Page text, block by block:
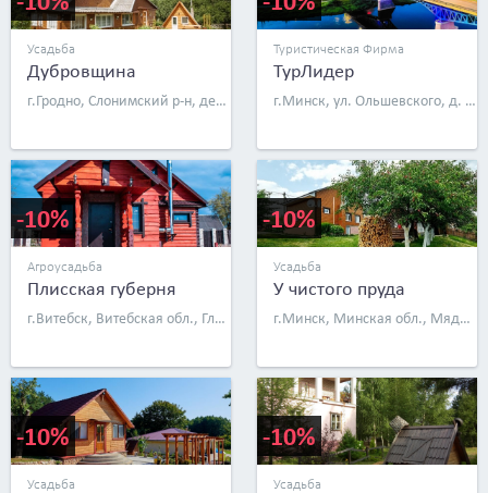
Усадьба
Дубровщина
г.Гродно, Слонимский р-н, дер. Волчуны, д. 4
Туристическая Фирма
ТурЛидер
г.Минск, ул. Ольшевского, д. 24, оф. 7А
-10%
Агроусадьба
Плисская губерня
г.Витебск, Витебская обл., Глубокский р-н, д. Плисса, ул. Октябрьская, д. 14
-10%
Усадьба
У чистого пруда
г.Минск, Минская обл., Мядельский р-н, г. Мядель, ул. Холмогорская, д. 34
-10%
Усадьба
-10%
Усадьба